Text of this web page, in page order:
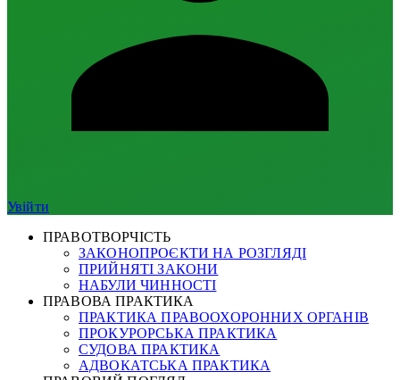
Увійти
ПРАВОТВОРЧІСТЬ
ЗАКОНОПРОЄКТИ НА РОЗГЛЯДІ
ПРИЙНЯТІ ЗАКОНИ
НАБУЛИ ЧИННОСТІ
ПРАВОВА ПРАКТИКА
ПРАКТИКА ПРАВООХОРОННИХ ОРГАНІВ
ПРОКУРОРСЬКА ПРАКТИКА
СУДОВА ПРАКТИКА
АДВОКАТСЬКА ПРАКТИКА